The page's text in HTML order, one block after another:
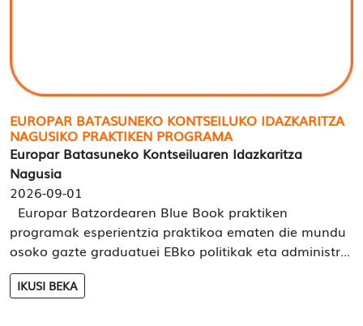
EUROPAR BATASUNEKO KONTSEILUKO IDAZKARITZA
NAGUSIKO PRAKTIKEN PROGRAMA
Europar Batasuneko Kontseiluaren Idazkaritza
Nagusia
2026-09-01
Europar Batzordearen Blue Book praktiken
programak esperientzia praktikoa ematen die mundu
osoko gazte graduatuei EBko politikak eta administr...
IKUSI BEKA